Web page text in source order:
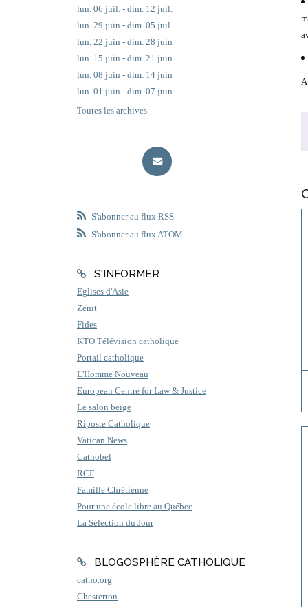
lun. 06 juil. - dim. 12 juil.
lun. 29 juin - dim. 05 juil.
lun. 22 juin - dim. 28 juin
lun. 15 juin - dim. 21 juin
lun. 08 juin - dim. 14 juin
lun. 01 juin - dim. 07 juin
Toutes les archives
S'abonner au flux RSS
S'abonner au flux ATOM
S'INFORMER
Eglises d'Asie
Zenit
Fides
KTO Télévision catholique
Portail catholique
L'Homme Nouveau
European Centre for Law & Justice
Le salon beige
Riposte Catholique
Vatican News
Cathobel
RCF
Famille Chrétienne
Pour une école libre au Québec
La Sélection du Jour
BLOGOSPHÈRE CATHOLIQUE
catho.org
Chesterton